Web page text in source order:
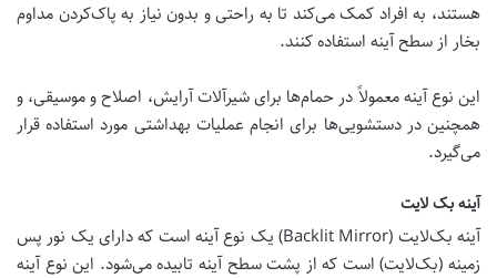
هستند، به افراد کمک می‌کند تا به راحتی و بدون نیاز به پاک‌کردن مداوم
بخار از سطح آینه استفاده کنند.
این نوع آینه معمولاً در حمام‌ها برای شیرآلات آرایش، اصلاح و موسیقی، و
همچنین در دستشویی‌ها برای انجام عملیات بهداشتی مورد استفاده قرار
می‌گیرد.
آینه بک لایت
آینه بک‌لایت (Backlit Mirror) یک نوع آینه است که دارای یک نور پس
زمینه (بک‌لایت) است که از پشت سطح آینه تابیده می‌شود. این نوع آینه